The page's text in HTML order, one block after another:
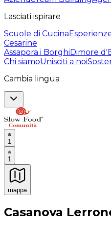
Lasciati ispirare
Scuole di Cucina
Cesarine
Assapora i BorghiDimore
Chi siamoUnisciti a noi
Cambia lingua
1
1
mappa
Esperienze culinarie
Casanova